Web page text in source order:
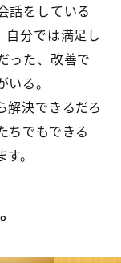
話をしている
自分では満足し
った、改善で
る。
解決できるだろ
ちでもできる
。